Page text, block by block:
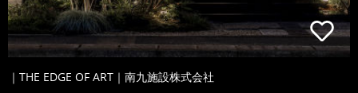
｜THE EDGE OF ART｜南九施設株式会社